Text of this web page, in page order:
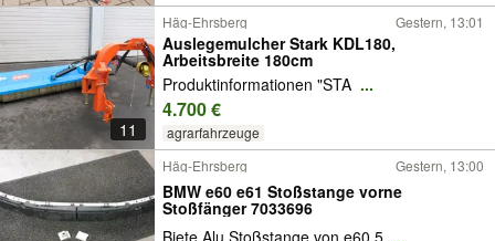
11
Häg-Ehrsberg Gestern, 13:01
Auslegemulcher Stark KDL180,
Arbeitsbreite 180cm
Produktinformationen "STA ...
4.700 €
agrarfahrzeuge
Häg-Ehrsberg Gestern, 13:00
BMW e60 e61 Stoßstange vorne
Stoßfänger 7033696